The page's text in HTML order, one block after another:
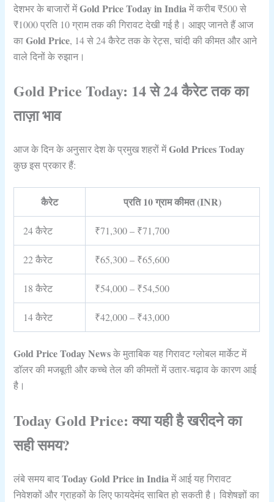
देशभर के बाजारों मेंGold Price Today in Indiaमें करीब ₹500 से
₹1000 प्रति 10 ग्राम तक की गिरावट देखी गई है। आइए जानते हैं आज
काGold Price, 14 से 24 कैरेट तक के रेट्स, चांदी की कीमत और आने
वाले दिनों के रुझान।
Gold Price Today: 14 से 24 कैरेट तक का
ताज़ा भाव
आज के दिन के अनुसार देश के प्रमुख शहरों मेंGold Prices Today
कुछ इस प्रकार हैं:
कैरेट प्रति 10 ग्राम कीमत (INR)
24 कैरेट ₹71,300 – ₹71,700
22 कैरेट ₹65,300 – ₹65,600
18 कैरेट ₹54,000 – ₹54,500
14 कैरेट ₹42,000 – ₹43,000
Gold Price Today Newsके मुताबिक यह गिरावट ग्लोबल मार्केट में
डॉलर की मजबूती और कच्चे तेल की कीमतों में उतार-चढ़ाव के कारण आई
है।
Today Gold Price: क्या यही है खरीदने का
सही समय?
लंबे समय बादToday Gold Price in India में आई यह गिरावट
निवेशकों और ग्राहकों के लिए फायदेमंद साबित हो सकती है। विशेषज्ञों का